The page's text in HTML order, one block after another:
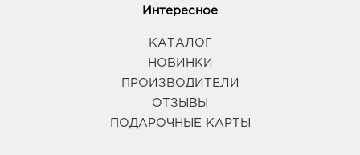
Интересное
КАТАЛОГ
НОВИНКИ
ПРОИЗВОДИТЕЛИ
ОТЗЫВЫ
ПОДАРОЧНЫЕ КАРТЫ